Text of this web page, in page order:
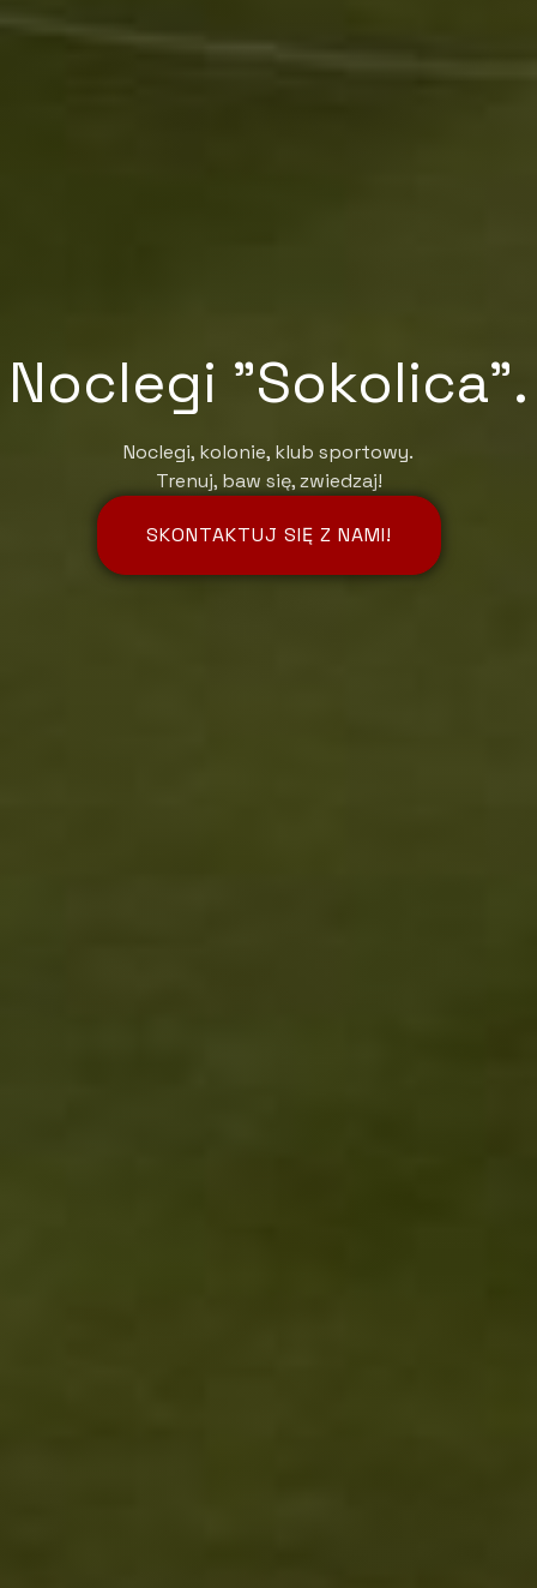
Noclegi "Sokolica".
Noclegi, kolonie, klub sportowy.
Trenuj, baw się, zwiedzaj!
SKONTAKTUJ SIĘ Z NAMI!